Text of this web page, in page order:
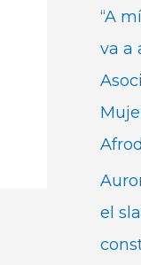
“A
va a
el